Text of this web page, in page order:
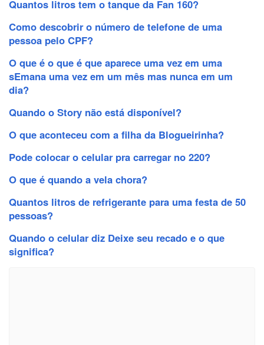
Quantos litros tem o tanque da Fan 160?
Como descobrir o número de telefone de uma
pessoa pelo CPF?
O que é o que é que aparece uma vez em uma
sEmana uma vez em um mês mas nunca em um
dia?
Quando o Story não está disponível?
O que aconteceu com a filha da Blogueirinha?
Pode colocar o celular pra carregar no 220?
O que é quando a vela chora?
Quantos litros de refrigerante para uma festa de 50
pessoas?
Quando o celular diz Deixe seu recado e o que
significa?